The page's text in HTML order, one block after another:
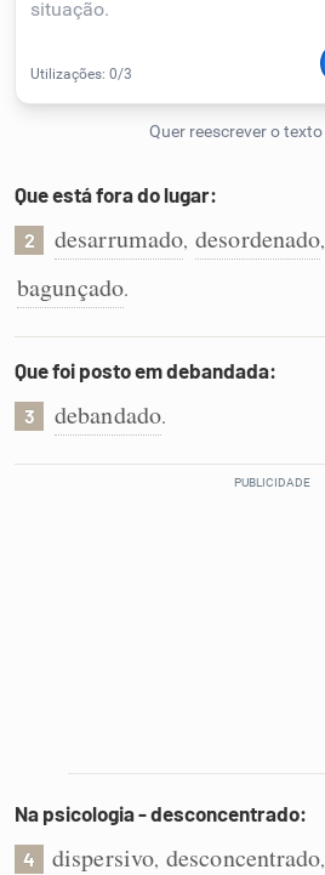
Humanizador de IA
Caça-palavras
Dicionário
Que está fora do lugar:
2 desarrumado, desordenado,
bagunçado.
Que foi posto em debandada:
3 debandado.
Na psicologia - desconcentrado:
4 dispersivo, desconcentrado,